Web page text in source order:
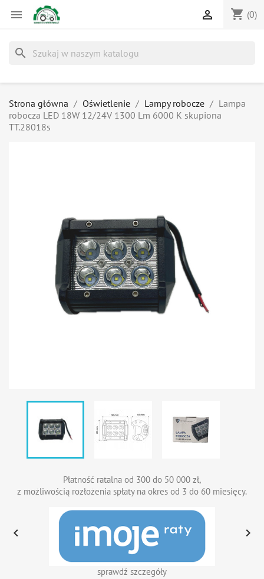
 shopping_cart (0)

search
Strona główna Oświetlenie Lampy robocze
Lampa
robocza LED 18W 12/24V 1300 Lm 6000 K skupiona
TT.28018s
Płatność ratalna od 300 do 50 000 zł,
z możliwością rozłożenia spłaty na okres od 3 do 60 miesięcy.
sprawdź szczegóły
 